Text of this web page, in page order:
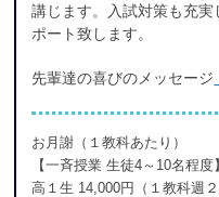
講じます。入試対策も充
ポート致します。
先輩達の喜びのメッセージ
お月謝（１教科あたり）
【一斉授業 生徒4～10名程度】
高１生 14,000円（１教科週